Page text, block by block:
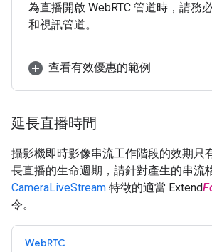
為直播開啟 WebRTC 管道時，請務
和視訊管道。
查看有效優惠的範例
延長直播時間
攝影機即時影像串流工作階段的效期只
長直播的生命週期，請針對產生的串流
CameraLiveStream 特徵的適當 Extend
令。
WebRTC